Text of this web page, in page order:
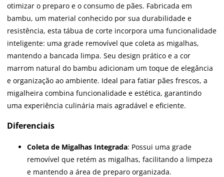
otimizar o preparo e o consumo de pães. Fabricada em
bambu, um material conhecido por sua durabilidade e
resistência, esta tábua de corte incorpora uma funcionalidade
inteligente: uma grade removível que coleta as migalhas,
mantendo a bancada limpa. Seu design prático e a cor
marrom natural do bambu adicionam um toque de elegância
e organização ao ambiente. Ideal para fatiar pães frescos, a
migalheira combina funcionalidade e estética, garantindo
uma experiência culinária mais agradável e eficiente.
Diferenciais
Coleta de Migalhas Integrada: Possui uma grade
removível que retém as migalhas, facilitando a limpeza
e mantendo a área de preparo organizada.